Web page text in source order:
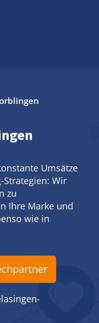
Umsätze
Wir
zu
Ihre Marke und
wie in